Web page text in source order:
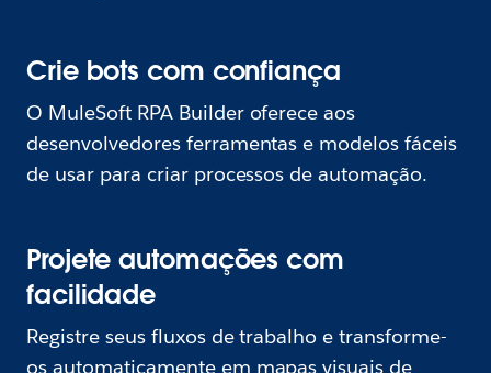
Crie bots com confiança
O MuleSoft RPA Builder oferece aos
desenvolvedores ferramentas e modelos fáceis
de usar para criar processos de automação.
Projete automações com
facilidade
Registre seus fluxos de trabalho e transforme-
os automaticamente em mapas visuais de